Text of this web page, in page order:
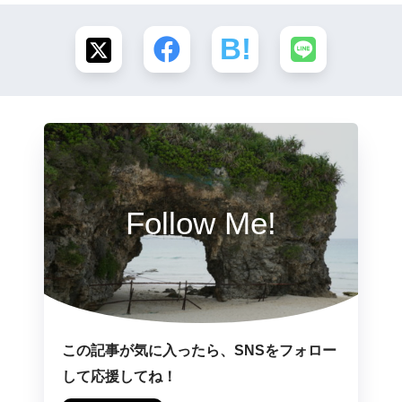
Follow Me!
この記事が気に入ったら、SNSをフォロー
して応援してね！